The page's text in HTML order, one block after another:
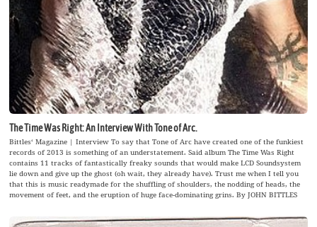
The Time Was Right: An Interview With Tone of Arc.
Bittles‘ Magazine | Interview To say that Tone of Arc have created one of the funkiest
records of 2013 is something of an understatement. Said album The Time Was Right
contains 11 tracks of fantastically freaky sounds that would make LCD Soundsystem
lie down and give up the ghost (oh wait, they already have). Trust me when I tell you
that this is music readymade for the shuffling of shoulders, the nodding of heads, the
movement of feet, and the eruption of huge face-dominating grins. By JOHN BITTLES